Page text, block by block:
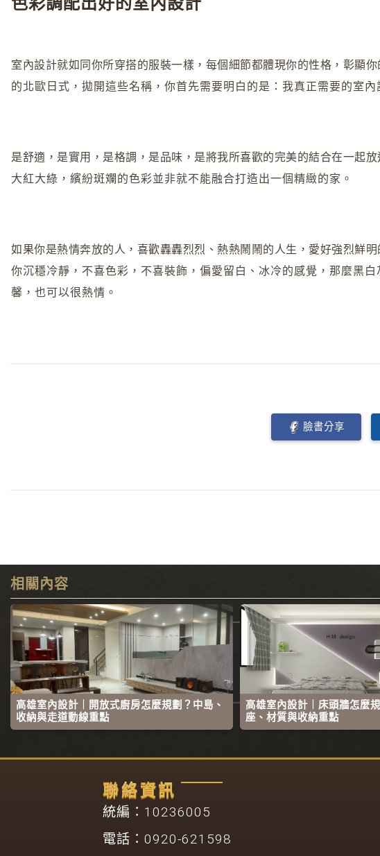
室內設計就如同你所穿搭的服裝一樣，每個細節都體現你的性格，彰顯
的北歐日式，拋開這些名稱，你首先需要明白的是：我真正需要的室內
是舒適，是實用，是格調，是品味，是將我所喜歡的完美的結合在一起
大紅大綠，繽紛斑斕的色彩並非就不能融合打造出一個精緻的家。
如果你是熱情奔放的人，喜歡轟轟烈烈、熱熱鬧鬧的人生，愛好強烈鮮
你沉穩冷靜，不喜色彩，不喜裝飾，偏愛留白、冰冷的感覺，那麼黑
馨，也可以很熱情。
臉書分享
相關內容
高雄室內設計｜開放式廚房怎麼規劃？中島、
收納與走道動線重點
高雄室內設計｜床頭牆怎麼
座、材質與收納重點
聯絡資訊
統編：10236005
電話：0920-621598